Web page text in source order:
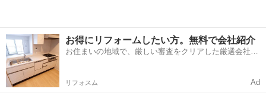
お得にリフォームしたい方。無料で会社紹介
お住まいの地域で、厳しい審査をクリアした厳選会社を
リフォスム Ad